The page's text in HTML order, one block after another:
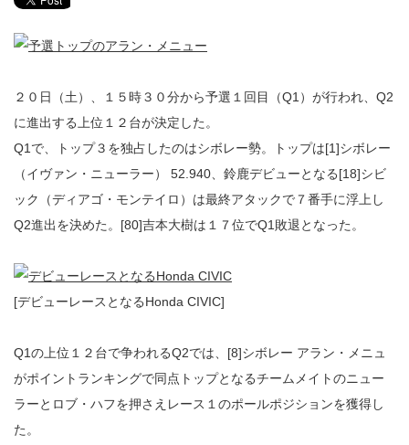
２０日（土）、１５時３０分から予選１回目（Q1）が行われ、Q2
に進出する上位１２台が決定した。
Q1で、トップ３を独占したのはシボレー勢。トップは[1]シボレー
（イヴァン・ニューラー） 52.940、鈴鹿デビューとなる[18]シビ
ック（ディアゴ・モンテイロ）は最終アタックで７番手に浮上し
Q2進出を決めた。[80]吉本大樹は１７位でQ1敗退となった。
[デビューレースとなるHonda CIVIC]
Q1の上位１２台で争われるQ2では、[8]シボレー アラン・メニュ
がポイントランキングで同点トップとなるチームメイトのニュー
ラーとロブ・ハフを押さえレース１のポールポジションを獲得し
た。